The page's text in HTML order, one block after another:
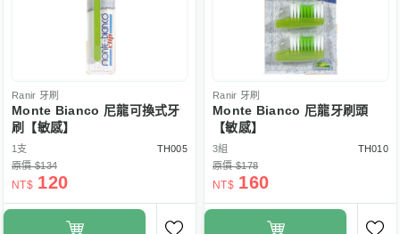
Ranir 牙刷
Monte Bianco 尼龍可換式牙
刷【敏感】
1支
TH005
原價 $134
NT$ 120
Ranir 牙刷
Monte Bianco 尼龍牙刷頭
【敏感】
3組
TH010
原價 $178
NT$ 160